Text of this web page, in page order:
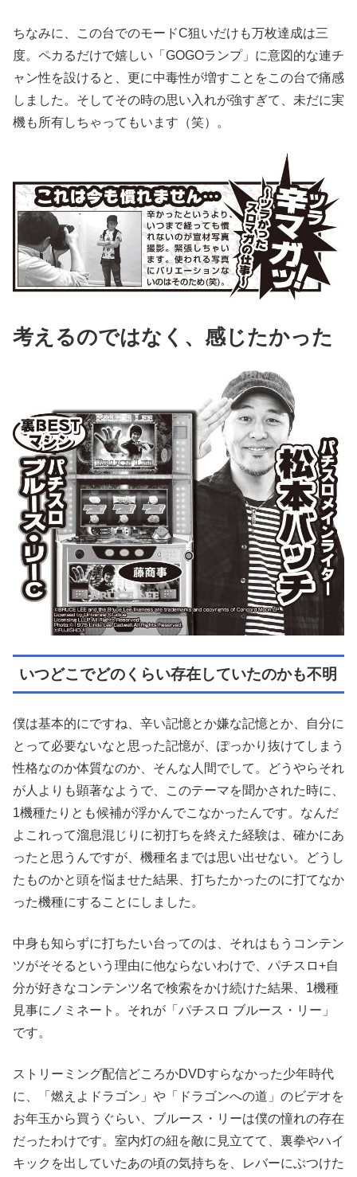
ちなみに、この台でのモードC狙いだけも万枚達成は三
度。ペカるだけで嬉しい「GOGOランプ」に意図的な連チ
ャン性を設けると、更に中毒性が増すことをこの台で痛感
しました。そしてその時の思い入れが強すぎて、未だに実
機も所有しちゃってもいます（笑）。
考えるのではなく、感じたかった
いつどこでどのくらい存在していたのかも不明
僕は基本的にですね、辛い記憶とか嫌な記憶とか、自分に
とって必要ないなと思った記憶が、ぽっかり抜けてしまう
性格なのか体質なのか、そんな人間でして。どうやらそれ
が人よりも顕著なようで、このテーマを聞かされた時に、
1機種たりとも候補が浮かんでこなかったんです。なんだ
よこれって溜息混じりに初打ちを終えた経験は、確かにあ
ったと思うんですが、機種名までは思い出せない。どうし
たものかと頭を悩ませた結果、打ちたかったのに打てなか
った機種にすることにしました。
中身も知らずに打ちたい台ってのは、それはもうコンテン
ツがそそるという理由に他ならないわけで、パチスロ+自
分が好きなコンテンツ名で検索をかけ続けた結果、1機種
見事にノミネート。それが「パチスロ ブルース・リー」
です。
ストリーミング配信どころかDVDすらなかった少年時代
に、「燃えよドラゴン」や「ドラゴンへの道」のビデオを
お年玉から買うぐらい、ブルース・リーは僕の憧れの存在
だったわけです。室内灯の紐を敵に見立てて、裏拳やハイ
キックを出していたあの頃の気持ちを、レバーにぶつけた